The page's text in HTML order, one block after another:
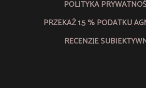
POLITYKA
PRZEKAŻ 1.5 % PODATKU
RECENZJE